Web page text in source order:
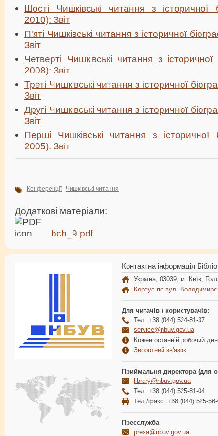
Шості Чишківські читання з історичної
2010): Звіт
П'яті Чишківські читання з історичної
Звіт
Четверті Чишківські читання з історичної
2008): Звіт
Треті Чишківські читання з історичної
Звіт
Другі Чишківські читання з історичної
Звіт
Перші Чишківські читання з історичної
2005): Звіт
Конференції Чишківські читання
Додаткові матеріали:
bch_9.pdf
Контактна інформація
Україна, 03039, м. Київ,
Корпус по вул.
Для читачів / користувачів:
Тел: +38 (044) 524-81-37
service@nbuv.gov.ua
Кожен останній робочий
Зворотний зв'язок
Приймальня директора (для
library@nbuv.gov.ua
Тел: +38 (044) 525-81-04
Тел./факс: +38 (044) 525-56-
Пресслужба
presa@nbuv.gov.ua